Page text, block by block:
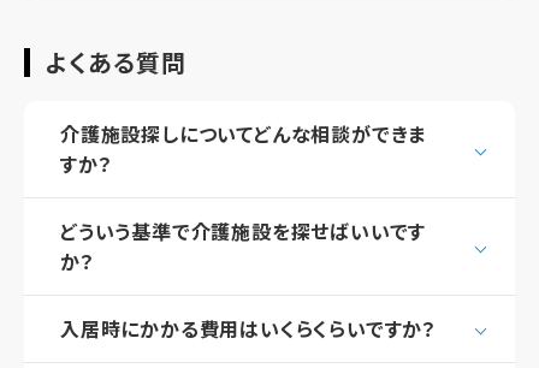
よくある質問
介護施設探しについてどんな相談ができま
すか？
どういう基準で介護施設を探せばいいです
か？
入居時にかかる費用はいくらくらいですか？